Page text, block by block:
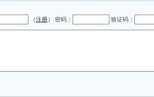
（注册） 密码： 验证码：